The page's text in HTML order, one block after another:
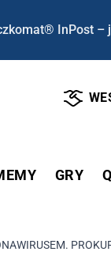
InPost
GRY